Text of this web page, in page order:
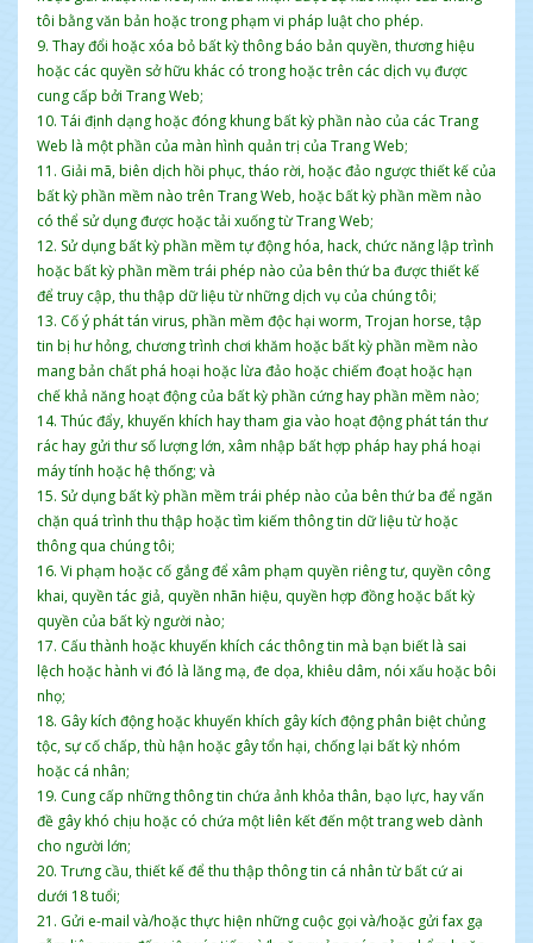
tôi bằng văn bản hoặc trong phạm vi pháp luật cho phép.
9. Thay đổi hoặc xóa bỏ bất kỳ thông báo bản quyền, thương hiệu
hoặc các quyền sở hữu khác có trong hoặc trên các dịch vụ được
cung cấp bởi Trang Web;
10. Tái định dạng hoặc đóng khung bất kỳ phần nào của các Trang
Web là một phần của màn hình quản trị của Trang Web;
11. Giải mã, biên dịch hồi phục, tháo rời, hoặc đảo ngược thiết kế của
bất kỳ phần mềm nào trên Trang Web, hoặc bất kỳ phần mềm nào
có thể sử dụng được hoặc tải xuống từ Trang Web;
12. Sử dụng bất kỳ phần mềm tự động hóa, hack, chức năng lập trình
hoặc bất kỳ phần mềm trái phép nào của bên thứ ba được thiết kế
để truy cập, thu thập dữ liệu từ những dịch vụ của chúng tôi;
13. Cố ý phát tán virus, phần mềm độc hại worm, Trojan horse, tập
tin bị hư hỏng, chương trình chơi khăm hoặc bất kỳ phần mềm nào
mang bản chất phá hoại hoặc lừa đảo hoặc chiếm đoạt hoặc hạn
chế khả năng hoạt động của bất kỳ phần cứng hay phần mềm nào;
14. Thúc đẩy, khuyến khích hay tham gia vào hoạt động phát tán thư
rác hay gửi thư số lượng lớn, xâm nhập bất hợp pháp hay phá hoại
máy tính hoặc hệ thống; và
15. Sử dụng bất kỳ phần mềm trái phép nào của bên thứ ba để ngăn
chặn quá trình thu thập hoặc tìm kiếm thông tin dữ liệu từ hoặc
thông qua chúng tôi;
16. Vi phạm hoặc cố gắng để xâm phạm quyền riêng tư, quyền công
khai, quyền tác giả, quyền nhãn hiệu, quyền hợp đồng hoặc bất kỳ
quyền của bất kỳ người nào;
17. Cấu thành hoặc khuyến khích các thông tin mà bạn biết là sai
lệch hoặc hành vi đó là lăng mạ, đe dọa, khiêu dâm, nói xấu hoặc bôi
nhọ;
18. Gây kích động hoặc khuyến khích gây kích động phân biệt chủng
tộc, sự cố chấp, thù hận hoặc gây tổn hại, chống lại bất kỳ nhóm
hoặc cá nhân;
19. Cung cấp những thông tin chứa ảnh khỏa thân, bạo lực, hay vấn
đề gây khó chịu hoặc có chứa một liên kết đến một trang web dành
cho người lớn;
20. Trưng cầu, thiết kế để thu thập thông tin cá nhân từ bất cứ ai
dưới 18 tuổi;
21. Gửi e-mail và/hoặc thực hiện những cuộc gọi và/hoặc gửi fax gạ